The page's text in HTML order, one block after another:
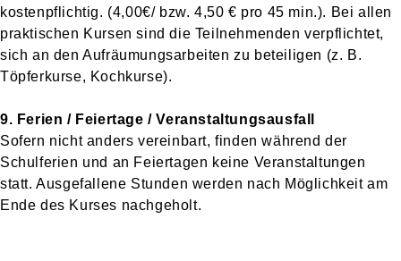
kostenpflichtig. (4,00€/ bzw. 4,50 € pro 45 min.). Bei allen
praktischen Kursen sind die Teilnehmenden verpflichtet,
sich an den Aufräumungsarbeiten zu beteiligen (z. B.
Töpferkurse, Kochkurse).
9. Ferien / Feiertage / Veranstaltungsausfall
Sofern nicht anders vereinbart, finden während der
Schulferien und an Feiertagen keine Veranstaltungen
statt. Ausgefallene Stunden werden nach Möglichkeit am
Ende des Kurses nachgeholt.